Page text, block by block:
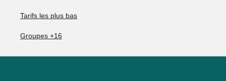
Tarifs les plus bas
Groupes +16